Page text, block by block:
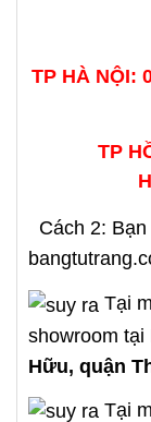
TP HÀ NỘI:
TP
Cách 2:
Tại
showroom
Hữu, quận
Tại